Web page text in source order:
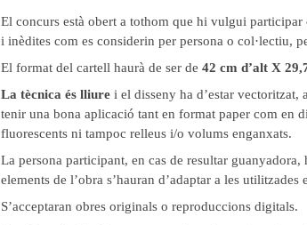
El concurs està obert a tothom que hi vulgui
i inèdites com es considerin per persona o col·lectiu,
El format del cartell haurà de ser de 42 cm d’alt X
La tècnica és lliure i el disseny ha d’estar
tenir una bona aplicació tant en format paper com en
fluorescents ni tampoc relleus i/o volums enganxats.
La persona participant, en cas de resultar
elements de l’obra s’hauran d’adaptar a les utilitzades
S’acceptaran obres originals o reproduccions digitals.